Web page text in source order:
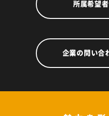
所属希望
企業の問い合